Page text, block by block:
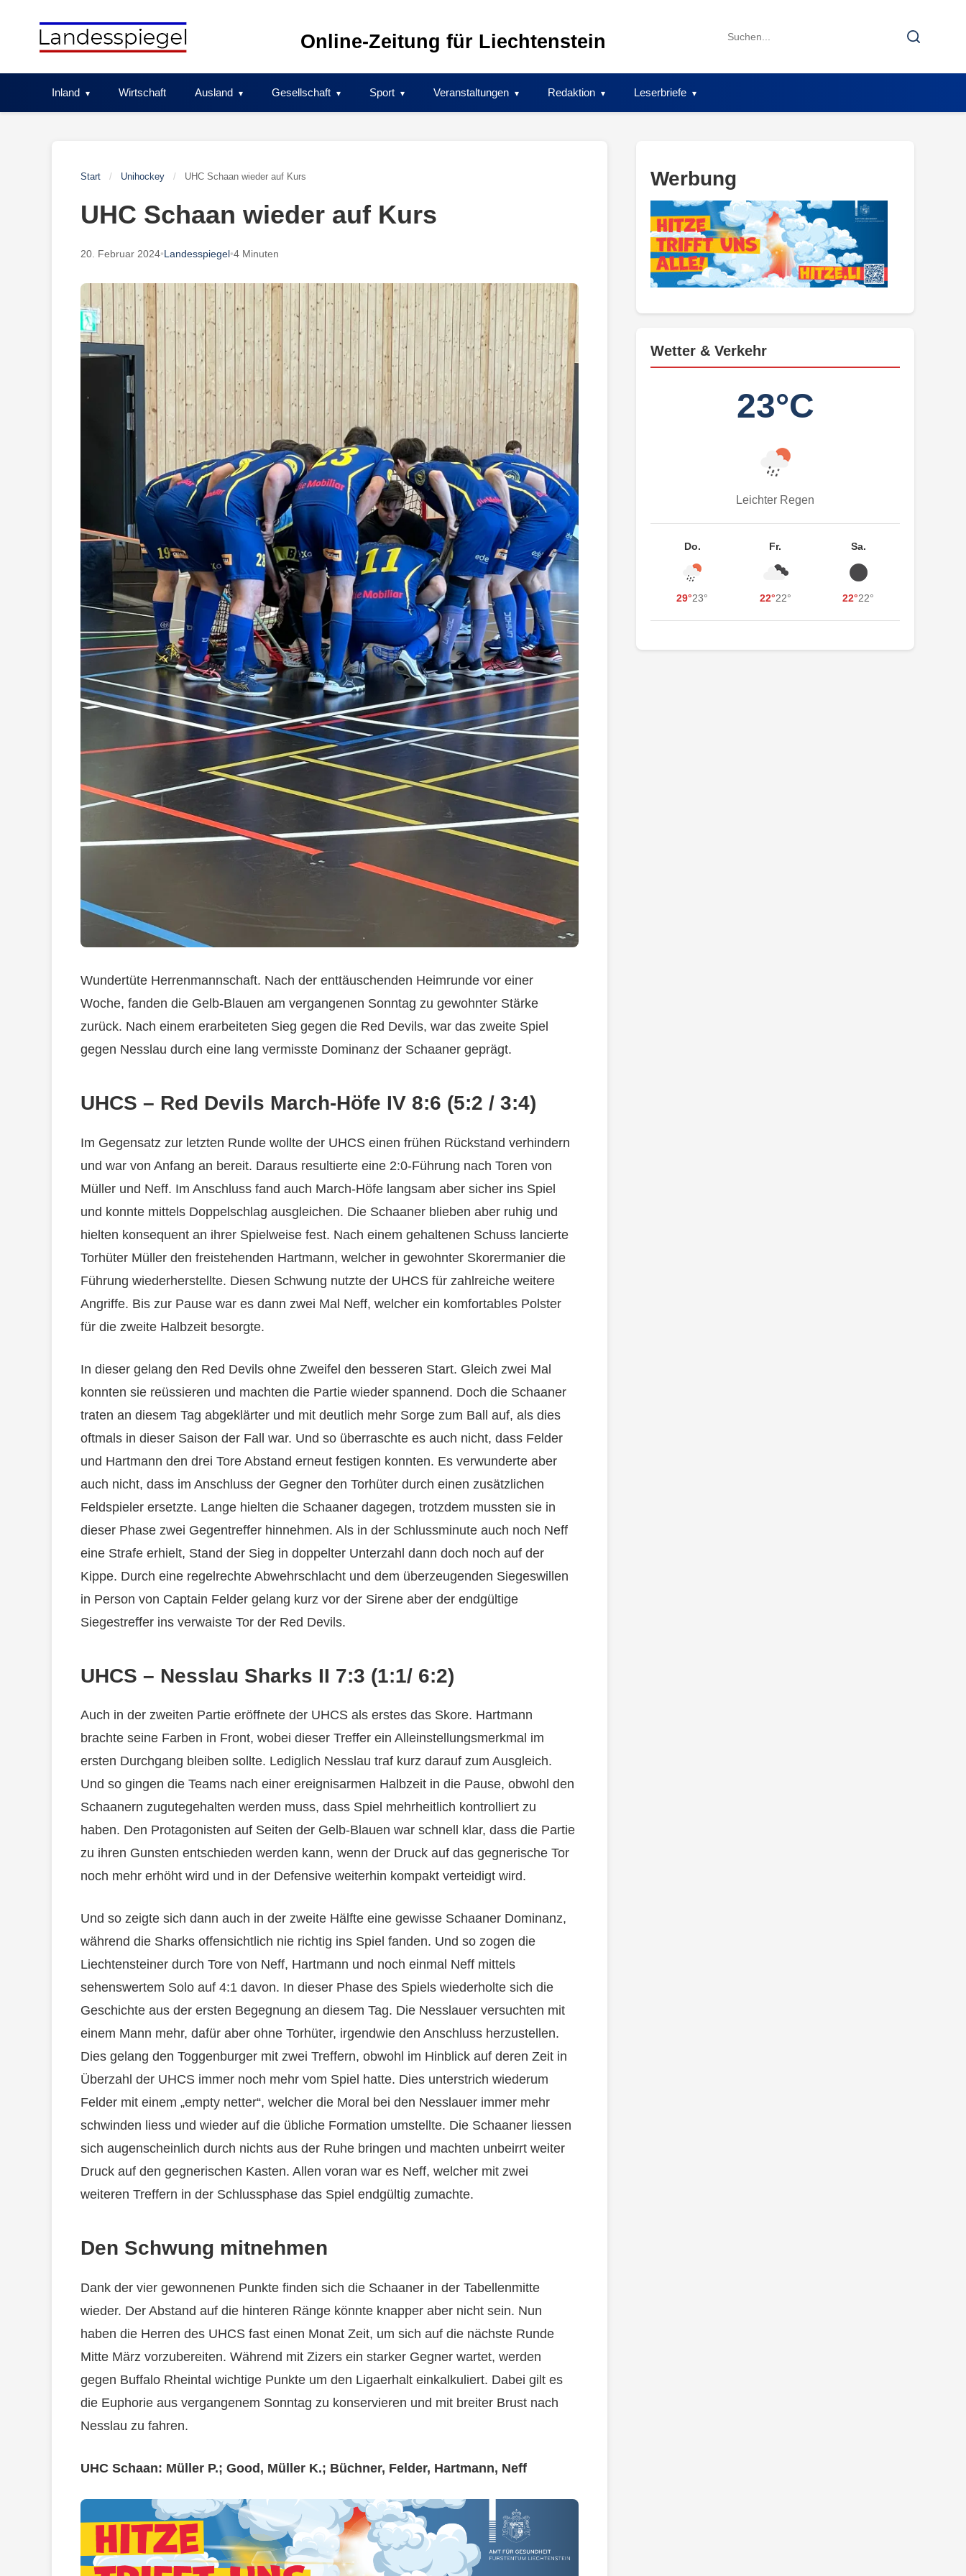
Online-Zeitung für Liechtenstein
Search
Search
Inland Wirtschaft Ausland Gesellschaft Sport Veranstaltungen Redaktion Leserbriefe
Start / Unihockey / UHC Schaan wieder auf Kurs
UHC Schaan wieder auf Kurs
20. Februar 2024•Landesspiegel•4 Minuten
Wundertüte Herrenmannschaft. Nach der enttäuschenden Heimrunde vor einer
Woche, fanden die Gelb-Blauen am vergangenen Sonntag zu gewohnter Stärke
zurück. Nach einem erarbeiteten Sieg gegen die Red Devils, war das zweite Spiel
gegen Nesslau durch eine lang vermisste Dominanz der Schaaner geprägt.
UHCS – Red Devils March-Höfe IV 8:6 (5:2 / 3:4)
Im Gegensatz zur letzten Runde wollte der UHCS einen frühen Rückstand verhindern
und war von Anfang an bereit. Daraus resultierte eine 2:0-Führung nach Toren von
Müller und Neff. Im Anschluss fand auch March-Höfe langsam aber sicher ins Spiel
und konnte mittels Doppelschlag ausgleichen. Die Schaaner blieben aber ruhig und
hielten konsequent an ihrer Spielweise fest. Nach einem gehaltenen Schuss lancierte
Torhüter Müller den freistehenden Hartmann, welcher in gewohnter Skorermanier die
Führung wiederherstellte. Diesen Schwung nutzte der UHCS für zahlreiche weitere
Angriffe. Bis zur Pause war es dann zwei Mal Neff, welcher ein komfortables Polster
für die zweite Halbzeit besorgte.
In dieser gelang den Red Devils ohne Zweifel den besseren Start. Gleich zwei Mal
konnten sie reüssieren und machten die Partie wieder spannend. Doch die Schaaner
traten an diesem Tag abgeklärter und mit deutlich mehr Sorge zum Ball auf, als dies
oftmals in dieser Saison der Fall war. Und so überraschte es auch nicht, dass Felder
und Hartmann den drei Tore Abstand erneut festigen konnten. Es verwunderte aber
auch nicht, dass im Anschluss der Gegner den Torhüter durch einen zusätzlichen
Feldspieler ersetzte. Lange hielten die Schaaner dagegen, trotzdem mussten sie in
dieser Phase zwei Gegentreffer hinnehmen. Als in der Schlussminute auch noch Neff
eine Strafe erhielt, Stand der Sieg in doppelter Unterzahl dann doch noch auf der
Kippe. Durch eine regelrechte Abwehrschlacht und dem überzeugenden Siegeswillen
in Person von Captain Felder gelang kurz vor der Sirene aber der endgültige
Siegestreffer ins verwaiste Tor der Red Devils.
UHCS – Nesslau Sharks II 7:3 (1:1/ 6:2)
Auch in der zweiten Partie eröffnete der UHCS als erstes das Skore. Hartmann
brachte seine Farben in Front, wobei dieser Treffer ein Alleinstellungsmerkmal im
ersten Durchgang bleiben sollte. Lediglich Nesslau traf kurz darauf zum Ausgleich.
Und so gingen die Teams nach einer ereignisarmen Halbzeit in die Pause, obwohl den
Schaanern zugutegehalten werden muss, dass Spiel mehrheitlich kontrolliert zu
haben. Den Protagonisten auf Seiten der Gelb-Blauen war schnell klar, dass die Partie
zu ihren Gunsten entschieden werden kann, wenn der Druck auf das gegnerische Tor
noch mehr erhöht wird und in der Defensive weiterhin kompakt verteidigt wird.
Und so zeigte sich dann auch in der zweite Hälfte eine gewisse Schaaner Dominanz,
während die Sharks offensichtlich nie richtig ins Spiel fanden. Und so zogen die
Liechtensteiner durch Tore von Neff, Hartmann und noch einmal Neff mittels
sehenswertem Solo auf 4:1 davon. In dieser Phase des Spiels wiederholte sich die
Geschichte aus der ersten Begegnung an diesem Tag. Die Nesslauer versuchten mit
einem Mann mehr, dafür aber ohne Torhüter, irgendwie den Anschluss herzustellen.
Dies gelang den Toggenburger mit zwei Treffern, obwohl im Hinblick auf deren Zeit in
Überzahl der UHCS immer noch mehr vom Spiel hatte. Dies unterstrich wiederum
Felder mit einem „empty netter“, welcher die Moral bei den Nesslauer immer mehr
schwinden liess und wieder auf die übliche Formation umstellte. Die Schaaner liessen
sich augenscheinlich durch nichts aus der Ruhe bringen und machten unbeirrt weiter
Druck auf den gegnerischen Kasten. Allen voran war es Neff, welcher mit zwei
weiteren Treffern in der Schlussphase das Spiel endgültig zumachte.
Den Schwung mitnehmen
Dank der vier gewonnenen Punkte finden sich die Schaaner in der Tabellenmitte
wieder. Der Abstand auf die hinteren Ränge könnte knapper aber nicht sein. Nun
haben die Herren des UHCS fast einen Monat Zeit, um sich auf die nächste Runde
Mitte März vorzubereiten. Während mit Zizers ein starker Gegner wartet, werden
gegen Buffalo Rheintal wichtige Punkte um den Ligaerhalt einkalkuliert. Dabei gilt es
die Euphorie aus vergangenem Sonntag zu konservieren und mit breiter Brust nach
Nesslau zu fahren.
UHC Schaan: Müller P.; Good, Müller K.; Büchner, Felder, Hartmann, Neff
Werbung
Wetter & Verkehr
23°C
Leichter Regen
Do.
29°23°
Fr.
22°22°
Sa.
22°22°